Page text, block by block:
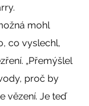
co vyslechl,
„Přemýšlel
proč by
vězení. Je teď